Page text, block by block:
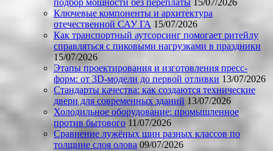
подбор мощности без переплаты 15/07/2026
Ключевые компоненты и архитектура
отечественной САУ ГА 15/07/2026
Как транспортный аутсорсинг помогает ритейлу
справляться с пиковыми нагрузками в праздники
15/07/2026
Этапы проектирования и изготовления пресс-
форм: от 3D-модели до первой отливки 13/07/2026
Стандарты качества: как создаются технические
двери для современных зданий 13/07/2026
Холодильное оборудование: промышленное
против бытового 11/07/2026
Сравнение лужёных шин разных классов по
толщине слоя олова 09/07/2026